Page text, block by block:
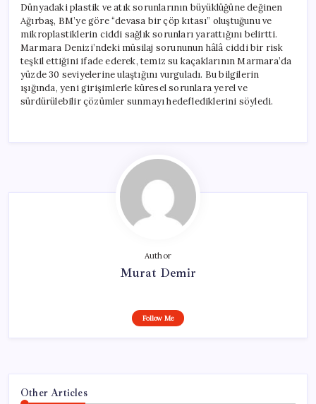
Dünyadaki plastik ve atık sorunlarının büyüklüğüne değinen
Ağırbaş, BM’ye göre “devasa bir çöp kıtası” oluştuğunu ve
mikroplastiklerin ciddi sağlık sorunları yarattığını belirtti.
Marmara Denizi’ndeki müsilaj sorununun hâlâ ciddi bir risk
teşkil ettiğini ifade ederek, temiz su kaçaklarının Marmara’da
yüzde 30 seviyelerine ulaştığını vurguladı. Bu bilgilerin
ışığında, yeni girişimlerle küresel sorunlara yerel ve
sürdürülebilir çözümler sunmayı hedeflediklerini söyledi.
Author
Murat Demir
Follow Me
Other Articles